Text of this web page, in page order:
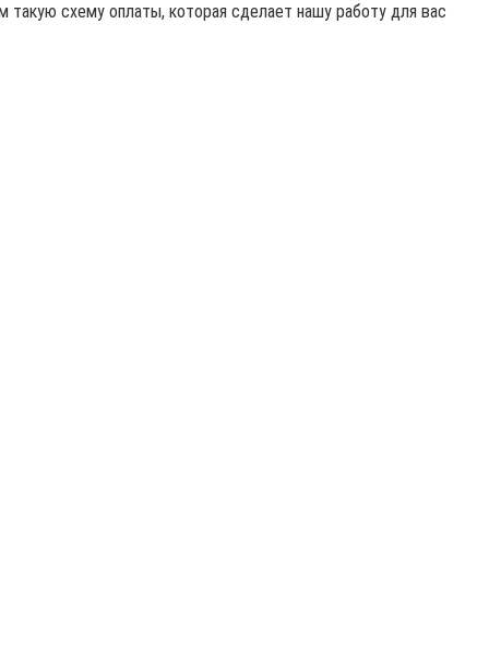
схему оплаты, которая сделает нашу работу для вас